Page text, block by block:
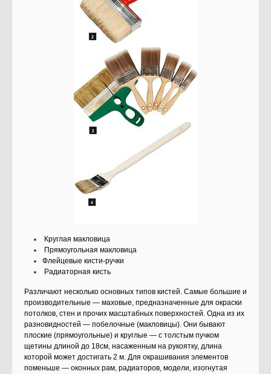
Круглая макловица
Прямоугольная макловица
Флейцевые кисти-ручки
Радиаторная кисть
Различают несколько основных типов кистей. Самые большие и
производительные — махо­вые, предназначенные для окраски
потолков, стен и прочих масштабных поверхностей. Одна из их
разновидностей — побелочные (макловицы). Они бывают
плоские (прямоугольные) и круглые — с толстым пучком
щетины длиной до 18см, насаженным на рукоятку, длина
которой может достигать 2 м. Для окрашивания элемен­тов
поменьше — оконных рам, радиаторов, модели, изогнутая